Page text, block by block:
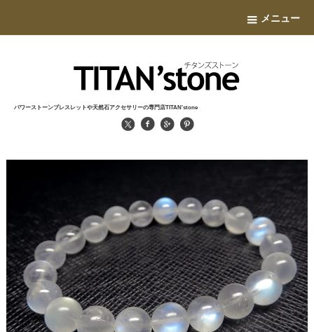
メニュー
パワーストーンブレスレットや天然石アクセサリーの専門店TITAN'stone